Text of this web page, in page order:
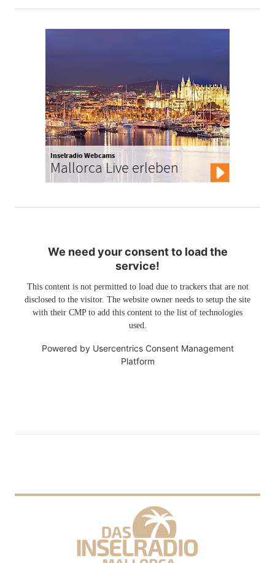
Inselradio Webcams
Mallorca Live erleben
We need your consent to load the
service!
This content is not permitted to load due to trackers that are not
disclosed to the visitor. The website owner needs to setup the site
with their CMP to add this content to the list of technologies
used.
Powered by Usercentrics Consent Management
Platform